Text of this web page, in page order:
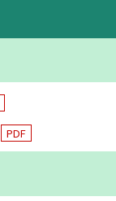
PDF